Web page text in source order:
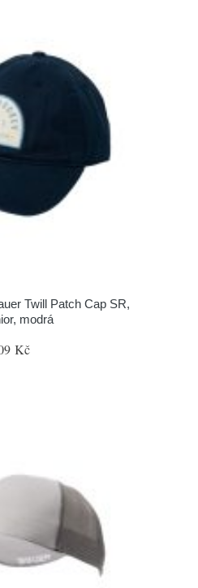
Twill Patch Cap SR,
modrá
Kč